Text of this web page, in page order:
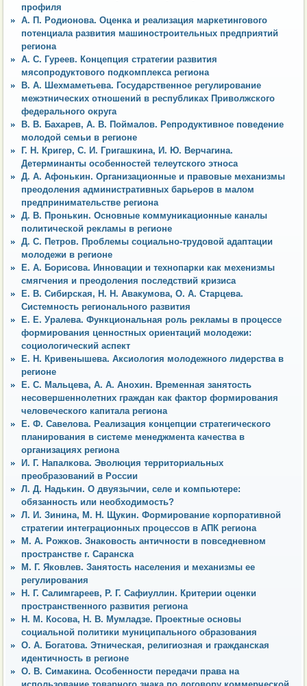
профиля
А. П. Родионова. Оценка и реализация маркетингового
потенциала развития машиностроительных предприятий
региона
А. С. Гуреев. Концепция стратегии развития
мясопродуктового подкомплекса региона
В. А. Шехмаметьева. Государственное регулирование
межэтнических отношений в республиках Приволжского
федерального округа
В. В. Бахарев, А. В. Поймалов. Репродуктивное поведение
молодой семьи в регионе
Г. Н. Кригер, С. И. Григашкина, И. Ю. Верчагина.
Детерминанты особенностей телеутского этноса
Д. А. Афонькин. Организационные и правовые механизмы
преодоления административных барьеров в малом
предпринимательстве региона
Д. В. Пронькин. Основные коммуникационные каналы
политической рекламы в регионе
Д. С. Петров. Проблемы социально-трудовой адаптации
молодежи в регионе
Е. А. Борисова. Инновации и технопарки как мехенизмы
смягчения и преодоления последствий кризиса
Е. В. Сибирская, Н. Н. Авакумова, О. А. Старцева.
Системность регионального развития
Е. Е. Уралева. Функциональная роль рекламы в процессе
формирования ценностных ориентаций молодежи:
социологический аспект
Е. Н. Кривенышева. Аксиология молодежного лидерства в
регионе
Е. С. Мальцева, А. А. Анохин. Временная занятость
несовершеннолетних граждан как фактор формирования
человеческого капитала региона
Е. Ф. Савелова. Реализация концепции стратегического
планирования в системе менеджмента качества в
организациях региона
И. Г. Напалкова. Эволюция территориальных
преобразований в России
Л. Д. Надькин. О двуязычии, селе и компьютере:
обязанность или необходимость?
Л. И. Зинина, М. Н. Щукин. Формирование корпоративной
стратегии интеграционных процессов в АПК региона
М. А. Рожков. Знаковость античности в повседневном
пространстве г. Саранска
М. Г. Яковлев. Занятость населения и механизмы ее
регулирования
Н. Г. Салимгареев, Р. Г. Сафиуллин. Критерии оценки
пространственного развития региона
Н. М. Косова, Н. В. Мумладзе. Проектные основы
социальной политики муниципального образования
О. А. Богатова. Этническая, религиозная и гражданская
идентичность в регионе
О. В. Симакина. Особенности передачи права на
использование товарного знака по договору коммерческой